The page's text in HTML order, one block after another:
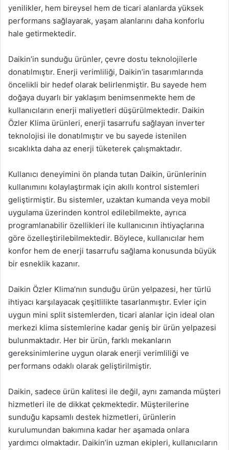
yenilikler, hem bireysel hem de ticari alanlarda yüksek
performans sağlayarak, yaşam alanlarını daha konforlu
hale getirmektedir.
Daikin’in sunduğu ürünler, çevre dostu teknolojilerle
donatılmıştır. Enerji verimliliği, Daikin’in tasarımlarında
öncelikli bir hedef olarak belirlenmiştir. Bu sayede hem
doğaya duyarlı bir yaklaşım benimsenmekte hem de
kullanıcıların enerji maliyetleri düşürülmektedir. Daikin
Özler Klima ürünleri, enerji tasarrufu sağlayan inverter
teknolojisi ile donatılmıştır ve bu sayede istenilen
sıcaklıkta daha az enerji tüketerek çalışmaktadır.
Kullanıcı deneyimini ön planda tutan Daikin, ürünlerinin
kullanımını kolaylaştırmak için akıllı kontrol sistemleri
geliştirmiştir. Bu sistemler, uzaktan kumanda veya mobil
uygulama üzerinden kontrol edilebilmekte, ayrıca
programlanabilir özellikleri ile kullanıcının ihtiyaçlarına
göre özelleştirilebilmektedir. Böylece, kullanıcılar hem
konfor hem de enerji tasarrufu sağlama konusunda büyük
bir esneklik kazanır.
Daikin Özler Klima’nın sunduğu ürün yelpazesi, her türlü
ihtiyacı karşılayacak çeşitlilikte tasarlanmıştır. Evler için
uygun mini split sistemlerden, ticari alanlar için ideal olan
merkezi klima sistemlerine kadar geniş bir ürün yelpazesi
bulunmaktadır. Her bir ürün, farklı mekanların
gereksinimlerine uygun olarak enerji verimliliği ve
performans odaklı olarak geliştirilmiştir.
Daikin, sadece ürün kalitesi ile değil, aynı zamanda müşteri
hizmetleri ile de dikkat çekmektedir. Müşterilerine
sunduğu kapsamlı destek hizmetleri, ürünlerin
kurulumundan bakımına kadar her aşamada onlara
yardımcı olmaktadır. Daikin’in uzman ekipleri, kullanıcıların